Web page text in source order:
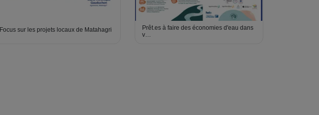
Focus sur les projets locaux de Matahagri
Prêt.es à faire des économies d'eau dans
v…